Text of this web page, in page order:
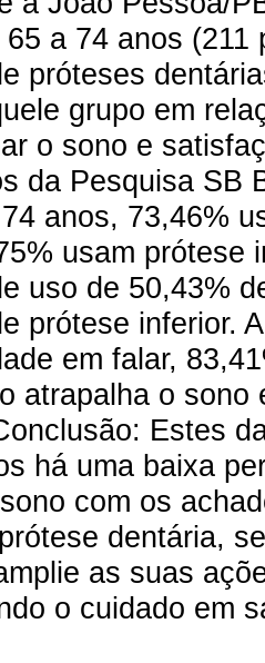
a 74 anos
próteses
grupo em
o sono e
da Pesquisa SB
anos, 73,46%
usam prótese
uso de 50,43%
prótese inferior.
em falar,
atrapalha o
Estes
há uma baixa
com os
dentária,
as suas
o cuidado em